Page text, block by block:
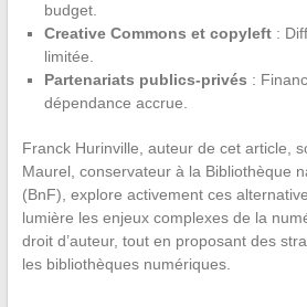
budget.
Creative Commons et copyleft:
limitée.
Partenariats publics-privés :
dépendance accrue.
Franck Hurinville, auteur de cet article,
Maurel, conservateur à la Bibliothèque
(BnF), explore activement ces
lumière les enjeux complexes de la
droit d’auteur, tout en proposant des
les bibliothèques numériques.